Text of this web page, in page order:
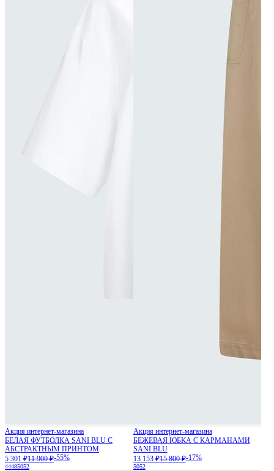
Акция интернет-магазина
БЕЛАЯ ФУТБОЛКА SANI BLU С
АБСТРАКТНЫМ ПРИНТОМ
5 301 ₽11 900 ₽-55%
44485052
Акция интернет-магазина
БЕЖЕВАЯ ЮБКА С КАРМАНАМИ
SANI BLU
13 153 ₽15 800 ₽-17%
5052